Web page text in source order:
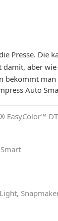
Presse. Die
damit, aber
Auto
EasyColor™